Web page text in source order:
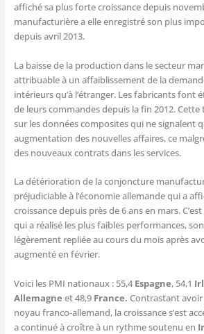
affiché sa plus forte croissance depuis
manufacturière a elle enregistré son plus
depuis avril 2013.
La baisse de la production dans le secteur
attribuable à un affaiblissement de la
intérieurs qu’à l’étranger. Les fabricants font
de leurs commandes depuis la fin 2012.
sur les données composites qui ne signalent
augmentation des nouvelles affaires, ce
des nouveaux contrats dans les services.
La détérioration de la conjoncture
préjudiciable à l’économie allemande qui a
croissance depuis près de 6 ans en mars.
qui a réalisé les plus faibles performances,
légèrement repliée au cours du mois après
augmenté en février.
Voici les PMI nationaux : 55,4Espagne, 54,1
Allemagne et 48,9 France. Contrastant
noyau franco-allemand, la croissance s’est
a continué à croître à un rythme soutenu en